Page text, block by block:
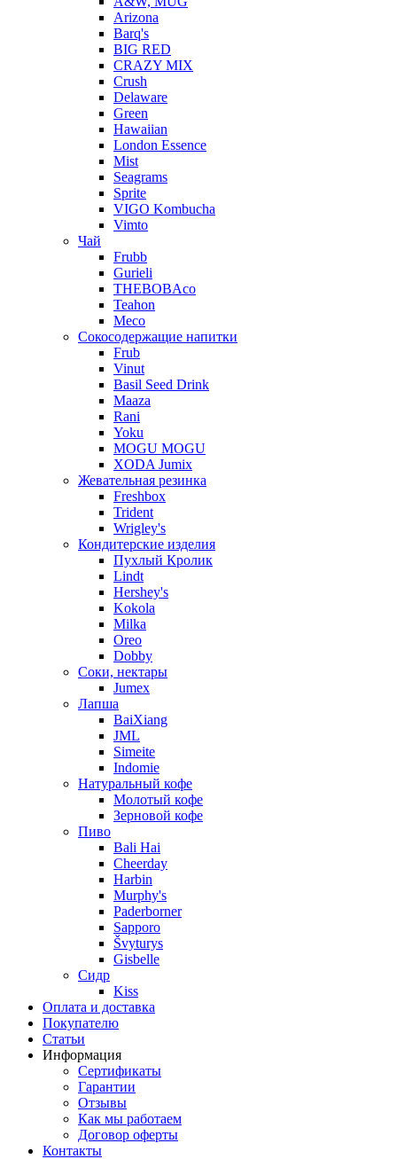
Arizona
Barq's
BIG RED
CRAZY MIX
Crush
Delaware
Green
Hawaiian
London Essence
Mist
Seagrams
Sprite
VIGO Kombucha
Vimto
Чай
Frubb
Gurieli
THEBOBAco
Teahon
Meco
Сокосодержащие напитки
Frub
Vinut
Basil Seed Drink
Maaza
Rani
Yoku
MOGU MOGU
XODA Jumix
Жевательная резинка
Freshbox
Trident
Wrigley's
Кондитерские изделия
Пухлый Кролик
Lindt
Hershey's
Kokola
Milka
Oreo
Dobby
Соки, нектары
Jumex
Лапша
BaiXiang
JML
Simeite
Indomie
Натуральный кофе
Молотый кофе
Зерновой кофе
Пиво
Bali Hai
Cheerday
Harbin
Murphy's
Paderborner
Sapporo
Švyturys
Gisbelle
Сидр
Kiss
Оплата и доставка
Покупателю
Статьи
Информация
Сертификаты
Гарантии
Отзывы
Как мы работаем
Договор оферты
Контакты